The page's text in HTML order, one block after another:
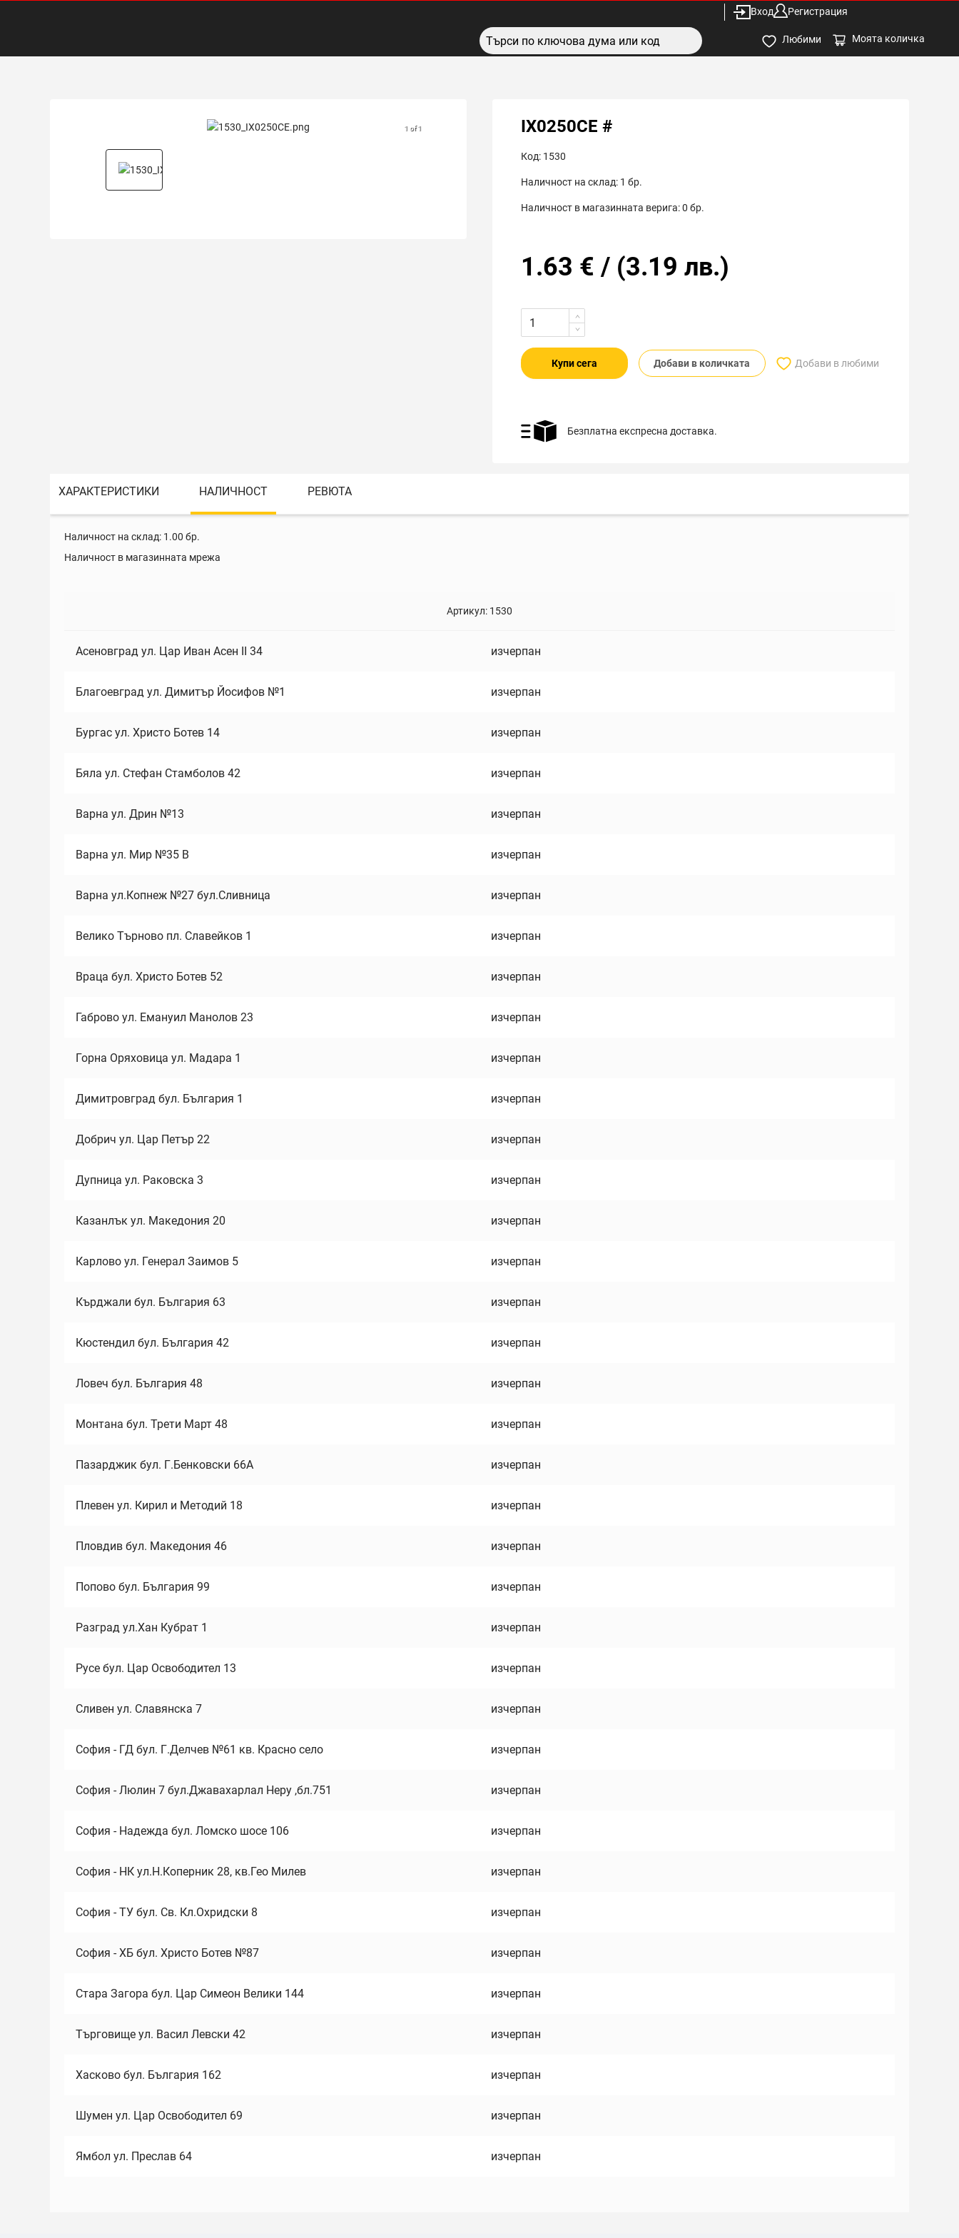
Вход Регистрация
Любими Моята количка
1 of 1 IX0250CE #
Код: 1530
Наличност на склад: 1 бр.
Наличност в магазинната верига:0 бр.
1.63 € / (3.19 лв.)
Купи сега Добави в количката Добави в любими
Безплатна експресна доставка.
ХАРАКТЕРИСТИКИ НАЛИЧНОСТ РЕВЮТА
Наличност на склад: 1.00 бр.
Наличност в магазинната мрежа
Артикул: 1530
Асеновград ул. Цар Иван Асен II 34 изчерпан
Благоевград ул. Димитър Йосифов №1 изчерпан
Бургас ул. Христо Ботев 14 изчерпан
Бяла ул. Стефан Стамболов 42 изчерпан
Варна ул. Дрин №13 изчерпан
Варна ул. Мир №35 В изчерпан
Варна ул.Копнеж №27 бул.Сливница изчерпан
Велико Търново пл. Славейков 1 изчерпан
Враца бул. Христо Ботев 52 изчерпан
Габрово ул. Емануил Манолов 23 изчерпан
Горна Оряховица ул. Мадара 1 изчерпан
Димитровград бул. България 1 изчерпан
Добрич ул. Цар Петър 22 изчерпан
Дупница ул. Раковска 3 изчерпан
Казанлък ул. Македония 20 изчерпан
Карлово ул. Генерал Заимов 5 изчерпан
Кърджали бул. България 63 изчерпан
Кюстендил бул. България 42 изчерпан
Ловеч бул. България 48 изчерпан
Монтана бул. Трети Март 48 изчерпан
Пазарджик бул. Г.Бенковски 66А изчерпан
Плевен ул. Кирил и Методий 18 изчерпан
Пловдив бул. Македония 46 изчерпан
Попово бул. България 99 изчерпан
Разград ул.Хан Кубрат 1 изчерпан
Русе бул. Цар Освободител 13 изчерпан
Сливен ул. Славянска 7 изчерпан
София - ГД бул. Г.Делчев №61 кв. Красно село изчерпан
София - Люлин 7 бул.Джавахарлал Неру ,бл.751 изчерпан
София - Надежда бул. Ломско шосе 106 изчерпан
София - НК ул.Н.Коперник 28, кв.Гео Милев изчерпан
София - ТУ бул. Св. Кл.Охридски 8 изчерпан
София - ХБ бул. Христо Ботев №87 изчерпан
Стара Загора бул. Цар Симеон Велики 144 изчерпан
Търговище ул. Васил Левски 42 изчерпан
Хасково бул. България 162 изчерпан
Шумен ул. Цар Освободител 69 изчерпан
Ямбол ул. Преслав 64 изчерпан